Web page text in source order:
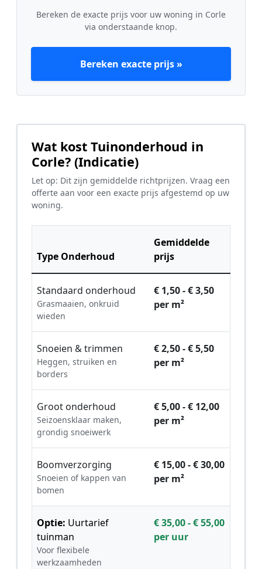
Bereken de exacte prijs voor uw woning in Corle
via onderstaande knop.
Bereken exacte prijs »
Wat kost Tuinonderhoud in
Corle? (Indicatie)
Let op: Dit zijn gemiddelde richtprijzen. Vraag een
offerte aan voor een exacte prijs afgestemd op uw
woning.
Type Onderhoud
Gemiddelde
prijs
Standaard onderhoud
Grasmaaien, onkruid
wieden
€ 1,50 - € 3,50
per m²
Snoeien & trimmen
Heggen, struiken en
borders
€ 2,50 - € 5,50
per m²
Groot onderhoud
Seizoensklaar maken,
grondig snoeiwerk
€ 5,00 - € 12,00
per m²
Boomverzorging
Snoeien of kappen van
bomen
€ 15,00 - € 30,00
per m²
Optie: Uurtarief
tuinman
Voor flexibele
werkzaamheden
€ 35,00 - € 55,00
per uur